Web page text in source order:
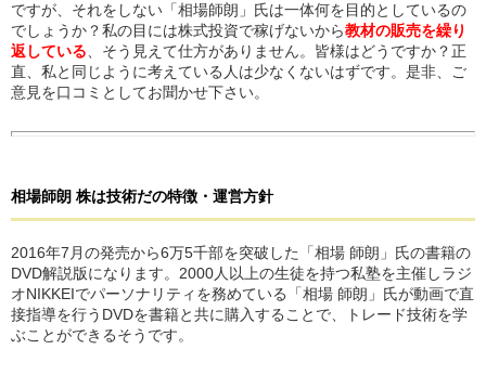
ですが、それをしない「相場師朗」氏は一体何を目的としているの
でしょうか？私の目には株式投資で稼げないから教材の販売を繰り
返している 、そう見えて仕方がありません。皆様はどうですか？正
直、私と同じように考えている人は少なくないはずです。是非、ご
意見を口コミとしてお聞かせ下さい。
相場師朗 株は技術だの特徴・運営方針
2016年7月の発売から6万5千部を突破した「相場 師朗」氏の書籍の
DVD解説版になります。2000人以上の生徒を持つ私塾を主催しラジ
オNIKKEIでパーソナリティを務めている「相場 師朗」氏が動画で直
接指導を行うDVDを書籍と共に購入することで、トレード技術を学
ぶことができるそうです。